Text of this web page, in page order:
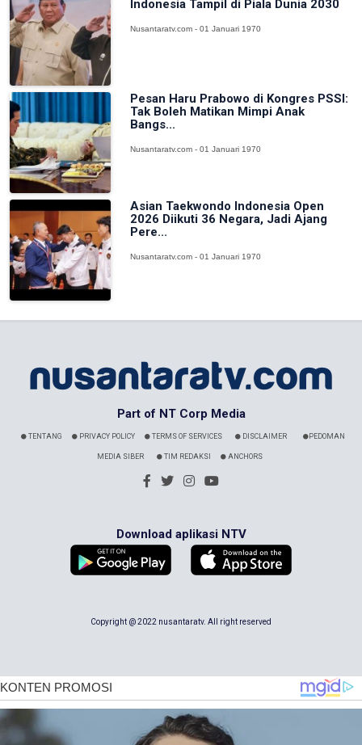
Indonesia Tampil di Piala Dunia 2030
Nusantaratv.com - 01 Januari 1970
Pesan Haru Prabowo di Kongres PSSI:
Tak Boleh Matikan Mimpi Anak
Bangs...
Nusantaratv.com - 01 Januari 1970
Asian Taekwondo Indonesia Open
2026 Diikuti 36 Negara, Jadi Ajang
Pere...
Nusantaratv.com - 01 Januari 1970
Part of NT Corp Media
TENTANG PRIVACY POLICY TERMS OF SERVICES DISCLAIMER PEDOMAN
MEDIA SIBER TIM REDAKSI ANCHORS
Download aplikasi NTV
Copyright @ 2022 nusantaratv. All right reserved